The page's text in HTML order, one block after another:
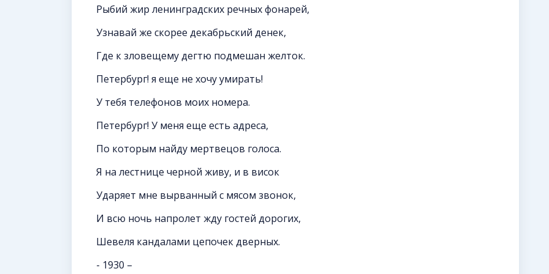
Рыбий жир ленинградских речных фонарей,
Узнавай же скорее декабрьский денек,
Где к зловещему дегтю подмешан желток.
Петербург! я еще не хочу умирать!
У тебя телефонов моих номера.
Петербург! У меня еще есть адреса,
По которым найду мертвецов голоса.
Я на лестнице черной живу, и в висок
Ударяет мне вырванный с мясом звонок,
И всю ночь напролет жду гостей дорогих,
Шевеля кандалами цепочек дверных.
- 1930 –